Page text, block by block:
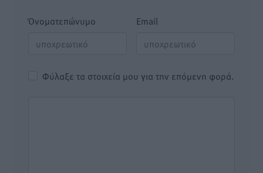
Όνοματεπώνυμο Email
Φύλαξε τα στοιχεία μου για την επόμενη φορά.